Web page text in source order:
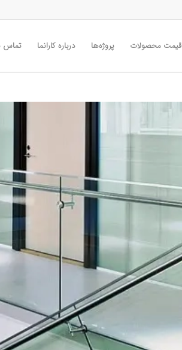
قیمت محصولات پروژه‌ها درباره کارانما تماس